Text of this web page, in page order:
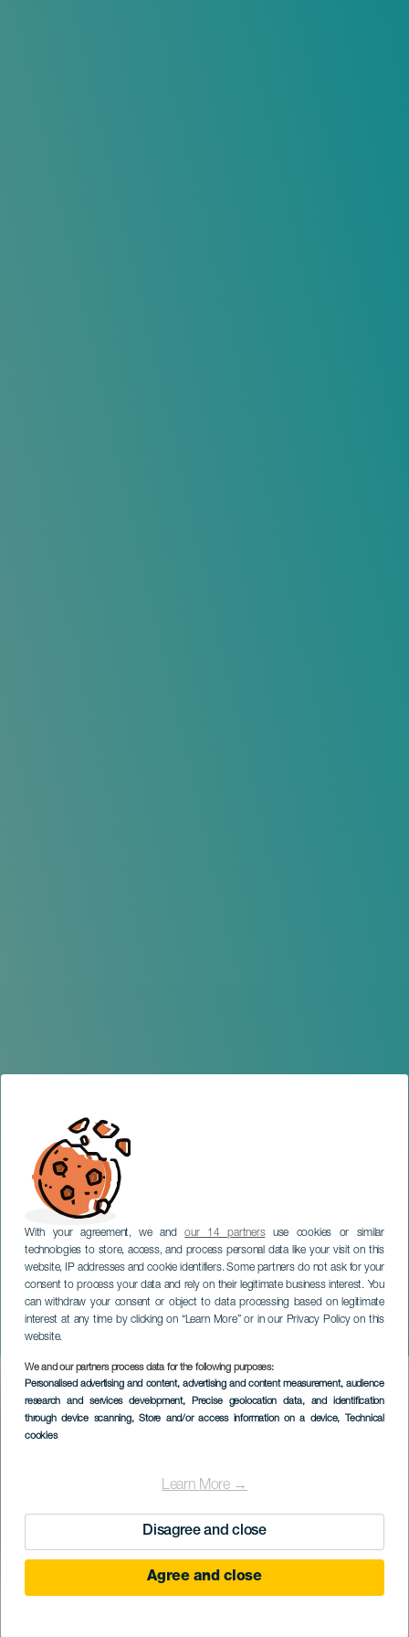
With your agreement, we andour 14 partnersuse cookies or similar
technologies to store, access, and process personal data like your visit on this
website, IP addresses and cookie identifiers. Some partners do not ask for your
consent to process your data and rely on their legitimate business interest. You
can withdraw your consent or object to data processing based on legitimate
interest at any time by clicking on “Learn More” or in our Privacy Policy on this
website.
We and our partners process data for the following purposes:
Personalised advertising and content, advertising and content measurement, audience
research and services development, Precise geolocation data, and identification
through device scanning, Store and/or access information on a device, Technical
cookies
Learn More →
Disagree and close
Agree and close
Az első karneváli tánc
TENERIFE
Imagen
Listado